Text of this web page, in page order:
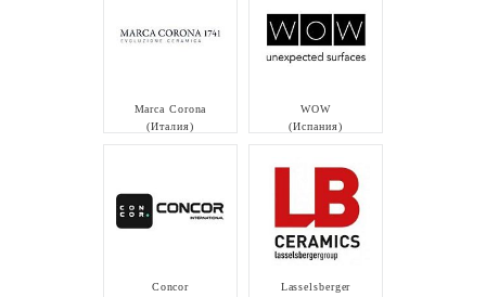
Marca Corona
(Италия)
WOW
(Испания)
Concor
Lasselsberger